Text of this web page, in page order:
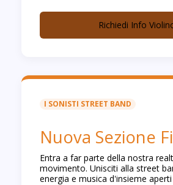
Richiedi Info
I SONISTI STREET BAND
Nuova Sezione
Entra a far parte della nostra
movimento. Unisciti alla street
energia e musica d'insieme